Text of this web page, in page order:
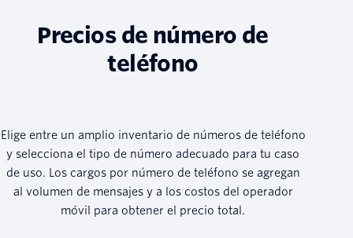
Precios de número de
teléfono
Elige entre un amplio inventario de números de teléfono
y selecciona el tipo de número adecuado para tu caso
de uso. Los cargos por número de teléfono se agregan
al volumen de mensajes y a los costos del operador
móvil para obtener el precio total.